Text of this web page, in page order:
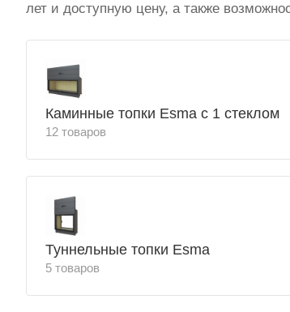
лет и доступную цену, а также
Каминные топки Esma с 1 стеклом
12 товаров
Туннельные топки Esma
5 товаров